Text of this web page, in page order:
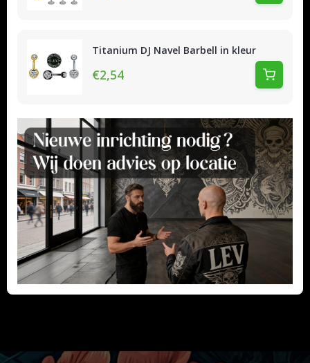
Titanium DJ Navel Barbell in kleur
€2,54